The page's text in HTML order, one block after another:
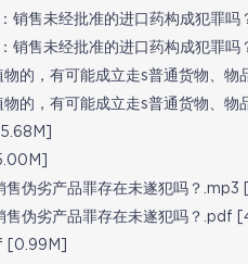
售未经批准的进口药构成犯罪吗
售未经批准的进口药构成犯罪吗
的，有可能成立走s普通货物、物
的，有可能成立走s普通货物、物
伪劣产品罪存在未遂犯吗？.mp3
售伪劣产品罪存在未遂犯吗？.pdf
[0.99M]